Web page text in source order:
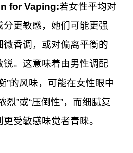
for Vaping:若女性平均对
分更敏感，她们可能更强
微香调，或对偏离平衡的
锐。这意味着由男性调配
”的风味，可能在女性眼中
烈”或“压倒性”，而细腻复
受敏感味觉者青睐。